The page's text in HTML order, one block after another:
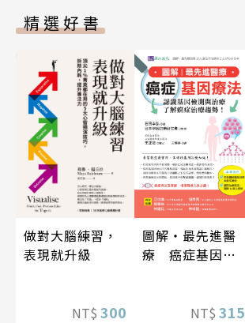
精選好書
做對大腦練習，
表現就升級
NT$ 300
圖解‧最先進醫
療 癌症基因療
NT$ 315